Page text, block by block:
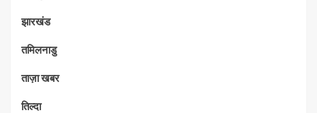
झारखंड
तमिलनाडु
ताज़ा खबर
तिल्दा